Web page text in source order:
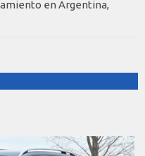
en Argentina,